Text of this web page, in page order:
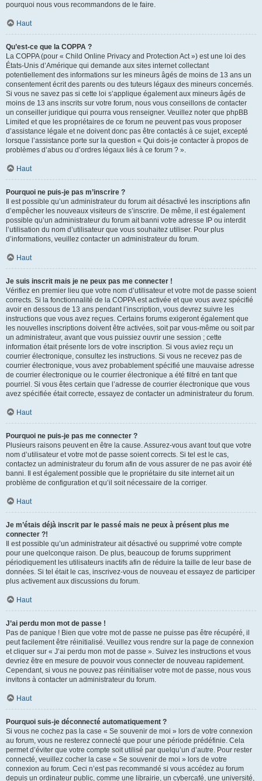
pourquoi nous vous recommandons de le faire.
Haut
Qu’est-ce que la COPPA ?
La COPPA (pour « Child Online Privacy and Protection Act ») est une loi des
États-Unis d’Amérique qui demande aux sites internet collectant
potentiellement des informations sur les mineurs âgés de moins de 13 ans un
consentement écrit des parents ou des tuteurs légaux des mineurs concernés.
Si vous ne savez pas si cette loi s’applique également aux mineurs âgés de
moins de 13 ans inscrits sur votre forum, nous vous conseillons de contacter
un conseiller juridique qui pourra vous renseigner. Veuillez noter que phpBB
Limited et que les propriétaires de ce forum ne peuvent pas vous proposer
d’assistance légale et ne doivent donc pas être contactés à ce sujet, excepté
lorsque l’assistance porte sur la question « Qui dois-je contacter à propos de
problèmes d’abus ou d’ordres légaux liés à ce forum ? ».
Haut
Pourquoi ne puis-je pas m’inscrire ?
Il est possible qu’un administrateur du forum ait désactivé les inscriptions afin
d’empêcher les nouveaux visiteurs de s’inscrire. De même, il est également
possible qu’un administrateur du forum ait banni votre adresse IP ou interdit
l’utilisation du nom d’utilisateur que vous souhaitez utiliser. Pour plus
d’informations, veuillez contacter un administrateur du forum.
Haut
Je suis inscrit mais je ne peux pas me connecter !
Vérifiez en premier lieu que votre nom d’utilisateur et votre mot de passe soient
corrects. Si la fonctionnalité de la COPPA est activée et que vous avez spécifié
avoir en dessous de 13 ans pendant l’inscription, vous devrez suivre les
instructions que vous avez reçues. Certains forums exigeront également que
les nouvelles inscriptions doivent être activées, soit par vous-même ou soit par
un administrateur, avant que vous puissiez ouvrir une session ; cette
information était présente lors de votre inscription. Si vous aviez reçu un
courrier électronique, consultez les instructions. Si vous ne recevez pas de
courrier électronique, vous avez probablement spécifié une mauvaise adresse
de courrier électronique ou le courrier électronique a été filtré en tant que
pourriel. Si vous êtes certain que l’adresse de courrier électronique que vous
avez spécifiée était correcte, essayez de contacter un administrateur du forum.
Haut
Pourquoi ne puis-je pas me connecter ?
Plusieurs raisons peuvent en être la cause. Assurez-vous avant tout que votre
nom d’utilisateur et votre mot de passe soient corrects. Si tel est le cas,
contactez un administrateur du forum afin de vous assurer de ne pas avoir été
banni. Il est également possible que le propriétaire du site internet ait un
problème de configuration et qu’il soit nécessaire de la corriger.
Haut
Je m’étais déjà inscrit par le passé mais ne peux à présent plus me
connecter ?!
Il est possible qu’un administrateur ait désactivé ou supprimé votre compte
pour une quelconque raison. De plus, beaucoup de forums suppriment
périodiquement les utilisateurs inactifs afin de réduire la taille de leur base de
données. Si tel était le cas, inscrivez-vous de nouveau et essayez de participer
plus activement aux discussions du forum.
Haut
J’ai perdu mon mot de passe !
Pas de panique ! Bien que votre mot de passe ne puisse pas être récupéré, il
peut facilement être réinitialisé. Veuillez vous rendre sur la page de connexion
et cliquer sur « J’ai perdu mon mot de passe ». Suivez les instructions et vous
devriez être en mesure de pouvoir vous connecter de nouveau rapidement.
Cependant, si vous ne pouvez pas réinitialiser votre mot de passe, nous vous
invitons à contacter un administrateur du forum.
Haut
Pourquoi suis-je déconnecté automatiquement ?
Si vous ne cochez pas la case « Se souvenir de moi » lors de votre connexion
au forum, vous ne resterez connecté que pour une période prédéfinie. Cela
permet d’éviter que votre compte soit utilisé par quelqu’un d’autre. Pour rester
connecté, veuillez cocher la case « Se souvenir de moi » lors de votre
connexion au forum. Ceci n’est pas recommandé si vous accédez au forum
depuis un ordinateur public, comme une librairie, un cybercafé, une université,